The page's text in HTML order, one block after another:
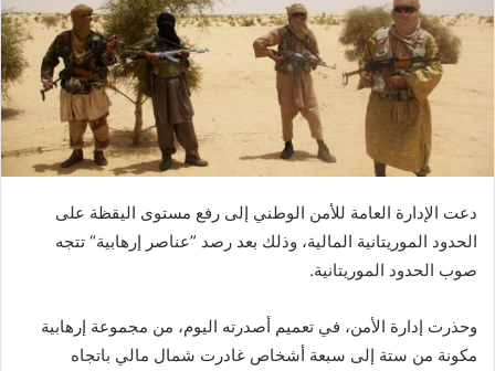
دعت الإدارة العامة للأمن الوطني إلى رفع مستوى اليقظة على
الحدود الموريتانية المالية، وذلك بعد رصد ”عناصر إرهابية“ تتجه
صوب الحدود الموريتانية.
وحذرت إدارة الأمن، في تعميم أصدرته اليوم، من مجموعة إرهابية
مكونة من ستة إلى سبعة أشخاص غادرت شمال مالي باتجاه